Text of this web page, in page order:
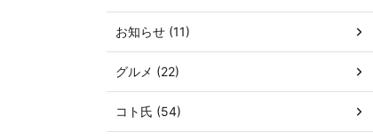
お知らせ (11)
グルメ (22)
コト氏 (54)